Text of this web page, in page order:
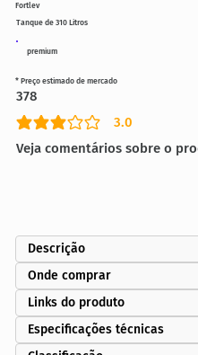
premium
Tanque de 310 Litros
3.0
classificação média é 3 de 5
Veja comentários sobre o
* Preço estimado de mercado
378
Fortlev
Descrição
Onde comprar
Links do produto
Especificações técnicas